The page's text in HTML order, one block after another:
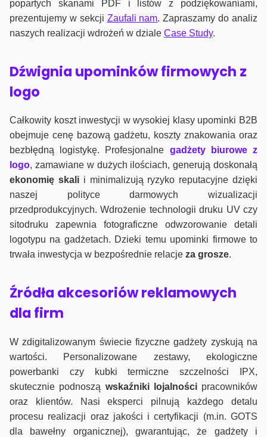
popartych skanami PDF i listów z podziękowaniami,
prezentujemy w sekcji Zaufali nam. Zapraszamy do analiz
naszych realizacji wdrożeń w dziale Case Study.
Dźwignia upominków firmowych z
logo
Całkowity koszt inwestycji w wysokiej klasy upominki B2B
obejmuje cenę bazową gadżetu, koszty znakowania oraz
bezbłędną logistykę. Profesjonalne gadżety biurowe z
logo, zamawiane w dużych ilościach, generują doskonałą
ekonomię skalii minimalizują ryzyko reputacyjne dzięki
naszej polityce darmowych wizualizacji
przedprodukcyjnych. Wdrożenie technologii druku UV czy
sitodruku zapewnia fotograficzne odwzorowanie detali
logotypu na gadżetach. Dzieki temu upominki firmowe to
trwała inwestycja w bezpośrednie relacje za grosze.
Źródła akcesoriów reklamowych
dla firm
W zdigitalizowanym świecie fizyczne gadżety zyskują na
wartości. Personalizowane zestawy, ekologiczne
powerbanki czy kubki termiczne szczelności IPX,
skutecznie podnoszą wskaźniki lojalnościpracowników
oraz klientów. Nasi eksperci pilnują każdego detalu
procesu realizacji oraz jakości i certyfikacji (m.in. GOTS
dla bawełny organicznej), gwarantując, że gadżety i